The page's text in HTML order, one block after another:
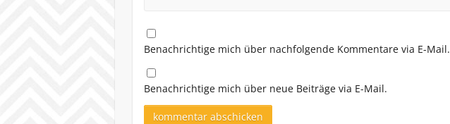
Benachrichtige mich über nachfolgende Kommentare via E-Mail.
Benachrichtige mich über neue Beiträge via E-Mail.